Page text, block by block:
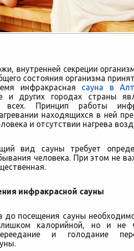
внутренней секреции
состояния организма
инфракрасная сауна в
и других городах страны
всех. Принцип работы
находящихся в ней
и отсутствии нагрева
вид сауны требует
человека. При этом не
инфракрасной сауны
до посещения сауны
калорийной, но и не
и голодание